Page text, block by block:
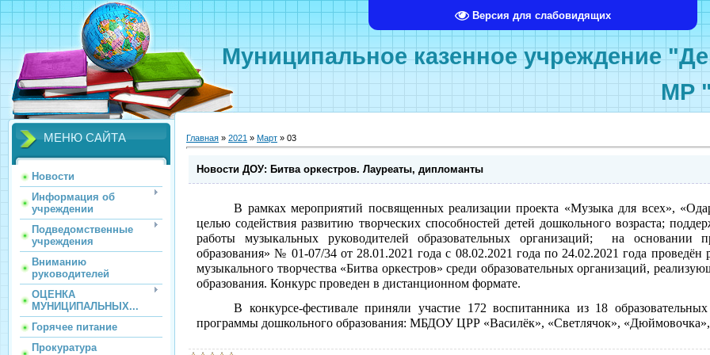
Версия для слабовидящих
Муниципальное казенное учреждение
МР
МЕНЮ САЙТА
Новости
Информация об
учреждении
Подведомственные
учреждения
Вниманию
руководителей
ОЦЕНКА
МУНИЦИПАЛЬНЫХ...
Горячее питание
Прокуратура
Главная » 2021 » Март » 03
Новости ДОУ: Битва оркестров. Лауреаты, дипломанты
В рамках мероприятий посвященных реализации проекта «Музыка для всех»,
целью содействия развитию творческих способностей детей дошкольного возраста;
работы музыкальных руководителей образовательных организаций; на основании
образования» № 01-07/34 от 28.01.2021 года с 08.02.2021 года по 24.02.2021 года проведён
музыкального творчества «Битва оркестров» среди образовательных организаций,
образования. Конкурс проведен в дистанционном формате.
В конкурсе-фестивале приняли участие 172 воспитанника из 18
программы дошкольного образования: МБДОУ ЦРР «Василёк», «Светлячок»,